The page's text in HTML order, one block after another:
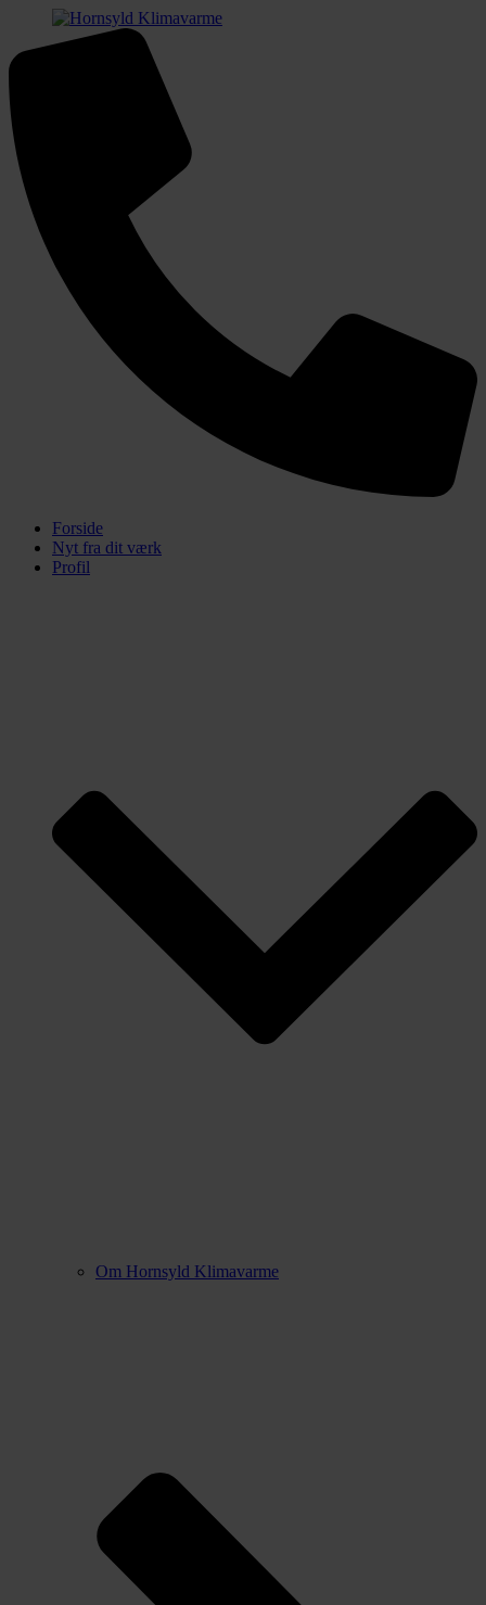
Forside
Nyt fra dit værk
Profil
Om Hornsyld Klimavarme